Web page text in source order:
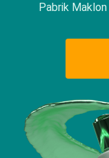
Pabrik